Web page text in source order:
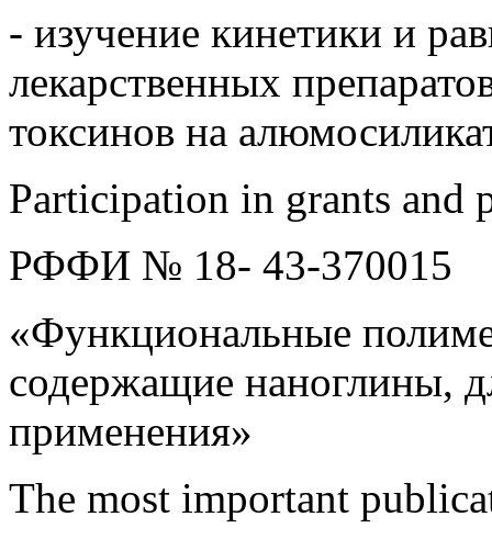
- изучение кинетики и
лекарственных
токсинов на
Participation in grants and
РФФИ № 18- 43-370015
«Функциональные
содержащие наноглины,
применения»
The most important